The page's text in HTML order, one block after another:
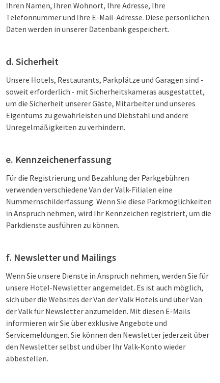
Ihren Namen, Ihren Wohnort, Ihre Adresse, Ihre
Telefonnummer und Ihre E-Mail-Adresse. Diese persönlichen
Daten werden in unserer Datenbank gespeichert.
d. Sicherheit
Unsere Hotels, Restaurants, Parkplätze und Garagen sind -
soweit erforderlich - mit Sicherheitskameras ausgestattet,
um die Sicherheit unserer Gäste, Mitarbeiter und unseres
Eigentums zu gewährleisten und Diebstahl und andere
Unregelmäßigkeiten zu verhindern.
e. Kennzeichenerfassung
Für die Registrierung und Bezahlung der Parkgebühren
verwenden verschiedene Van der Valk-Filialen eine
Nummernschilderfassung. Wenn Sie diese Parkmöglichkeiten
in Anspruch nehmen, wird Ihr Kennzeichen registriert, um die
Parkdienste ausführen zu können.
f. Newsletter und Mailings
Wenn Sie unsere Dienste in Anspruch nehmen, werden Sie für
unsere Hotel-Newsletter angemeldet. Es ist auch möglich,
sich über die Websites der Van der Valk Hotels und über Van
der Valk für Newsletter anzumelden. Mit diesen E-Mails
informieren wir Sie über exklusive Angebote und
Servicemeldungen. Sie können den Newsletter jederzeit über
den Newsletter selbst und über Ihr Valk-Konto wieder
abbestellen.